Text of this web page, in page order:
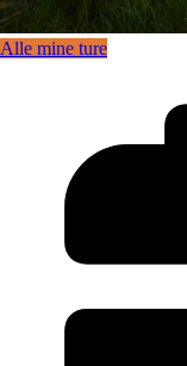
Alle mine ture